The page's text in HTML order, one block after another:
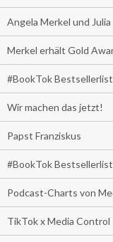
Angela Merkel und
Merkel erhält Gold
#BookTok
Wir machen das jetzt!
Papst Franziskus
#BookTok
Podcast-Charts von
TikTok x Media Control